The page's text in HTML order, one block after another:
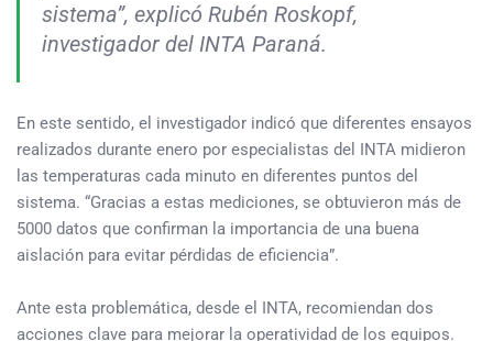
sistema”, explicó Rubén Roskopf,
investigador del INTA Paraná.
En este sentido, el investigador indicó que diferentes ensayos
realizados durante enero por especialistas del INTA midieron
las temperaturas cada minuto en diferentes puntos del
sistema. “Gracias a estas mediciones, se obtuvieron más de
5000 datos que confirman la importancia de una buena
aislación para evitar pérdidas de eficiencia”.
Ante esta problemática, desde el INTA, recomiendan dos
acciones clave para mejorar la operatividad de los equipos.